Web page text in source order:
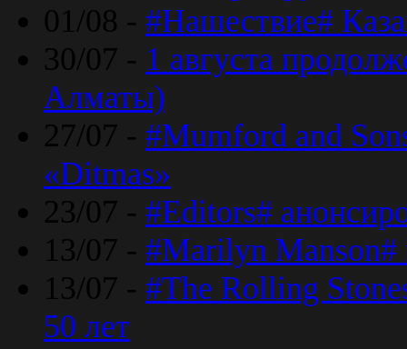
01/08 - #Нашествие#
30/07 - 1 августа
Алматы)
27/07 - #Mumford and
«Ditmas»
23/07 - #Editors#
13/07 - #Marilyn Manson#
13/07 - #The Rolling
50 лет